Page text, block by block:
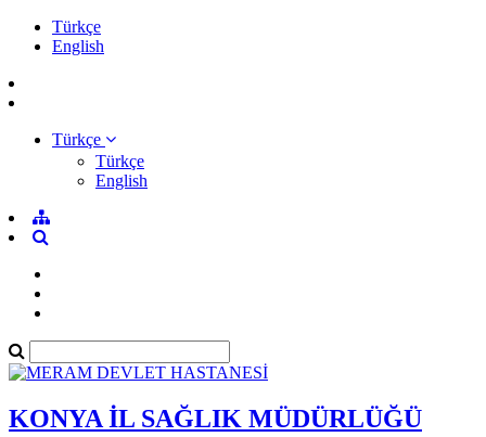
Türkçe
English
Türkçe
Türkçe
English
KONYA İL SAĞLIK MÜDÜRLÜĞÜ